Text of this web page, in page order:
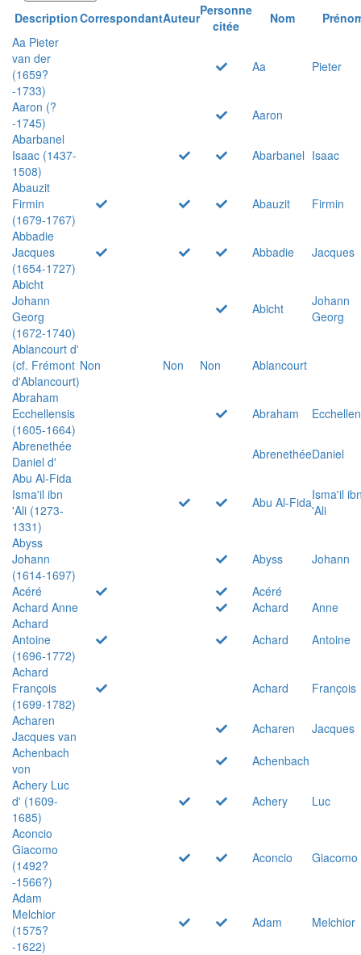
DescriptionCorrespondantAuteurPersonne
citée
Nom
Aa Pieter
van der
(1659?
-1733)
Aa Pieter
Aaron (?
-1745)
Aaron
Abarbanel
Isaac (1437-
1508)
Abarbanel Isaac
Abauzit
Firmin
(1679-1767)
Abauzit
Firmin
Abbadie
Jacques
(1654-1727)
Abbadie
Jacques
Abicht
Johann
Georg
(1672-1740)
Abicht
Johann
Georg
Ablancourt d'
(cf. Frémont
d'Ablancourt)
Non Non Non
Ablancourt
Abraham
Ecchellensis
(1605-1664)
Abraham
Abrenethée
Daniel d'
AbrenethéeDaniel
Abu Al-Fida
Isma'il ibn
'Ali (1273-
1331)
Abu Al-FidaIsma'il
'Ali
Abyss
Johann
(1614-1697)
Abyss
Johann
Acéré
Acéré
Achard Anne
Achard
Anne
Achard
Antoine
(1696-1772)
Achard
Antoine
Achard
François
(1699-1782)
Achard
François
Acharen
Jacques van
Acharen
Jacques
Achenbach
von
Achenbach
Achery Luc
d' (1609-
1685)
Achery
Luc
Aconcio
Giacomo
(1492?
-1566?)
Aconcio Giacomo
Adam
Melchior
(1575?
-1622)
Adam Melchior